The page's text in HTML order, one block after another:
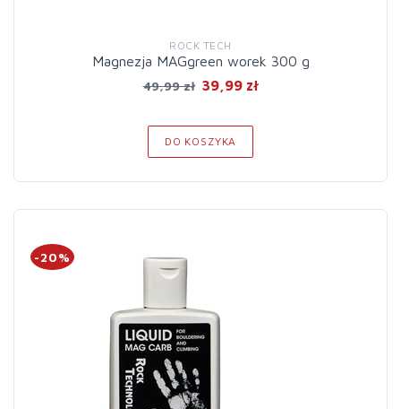
ROCK TECH
Magnezja MAGgreen worek 300 g
49,99 zł 39,99 zł
DO KOSZYKA
-20%